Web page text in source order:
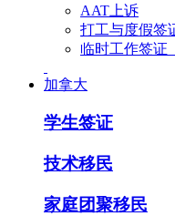
AAT上诉
打工与度假签
临时工作签证
加拿大
学生签证
技术移民
家庭团聚移民